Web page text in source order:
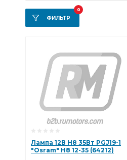
ФИЛЬТР
0
Лампа 12В H8 35Вт PGJ19-1
"Osram" H8 12-35 (64212)